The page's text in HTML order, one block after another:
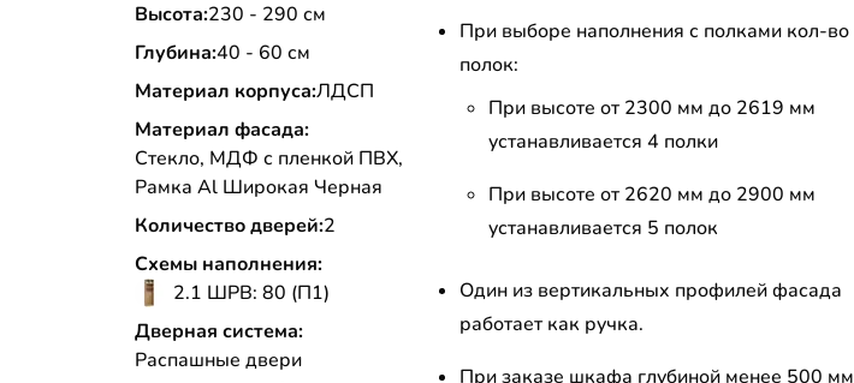
Высота:230 - 290 см
Глубина:40 - 60 см
Материал корпуса:ЛДСП
Материал фасада:
Стекло, МДФ с пленкой ПВХ,
Рамка Al Широкая Черная
Количество дверей:2
Схемы наполнения:
2.1 ШРВ: 80 (П1)
Дверная система:
Распашные двери
При выборе наполнения с полками кол-во
полок:
При высоте от 2300 мм до 2619 мм
устанавливается 4 полки
При высоте от 2620 мм до 2900 мм
устанавливается 5 полок
Один из вертикальных профилей фасада
работает как ручка.
При заказе шкафа глубиной менее 500 мм